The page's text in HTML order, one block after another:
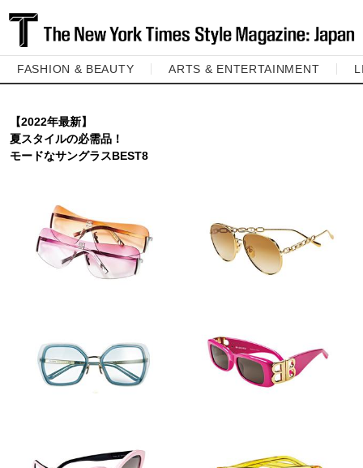
FASHION & BEAUTY ARTS & ENTERTAINMENT
【2022年最新】
夏スタイルの必需品！
モードなサングラスBEST8